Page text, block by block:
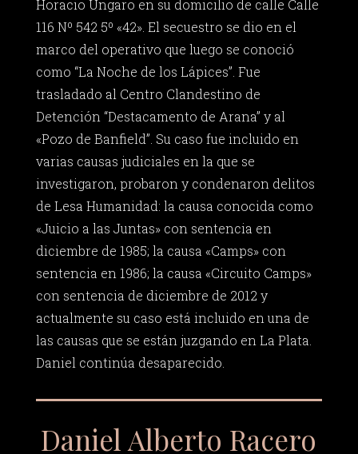
Horacio Ungaro en su domicilio de calle Calle
116 Nº 542 5º «42». El secuestro se dio en el
marco del operativo que luego se conoció
como “La Noche de los Lápices”. Fue
trasladado al Centro Clandestino de
Detención “Destacamento de Arana” y al
«Pozo de Banfield”. Su caso fue incluido en
varias causas judiciales en la que se
investigaron, probaron y condenaron delitos
de Lesa Humanidad: la causa conocida como
«Juicio a las Juntas» con sentencia en
diciembre de 1985; la causa «Camps» con
sentencia en 1986; la causa «Circuito Camps»
con sentencia de diciembre de 2012 y
actualmente su caso está incluido en una de
las causas que se están juzgando en La Plata.
Daniel continúa desaparecido.
Daniel Alberto Racero